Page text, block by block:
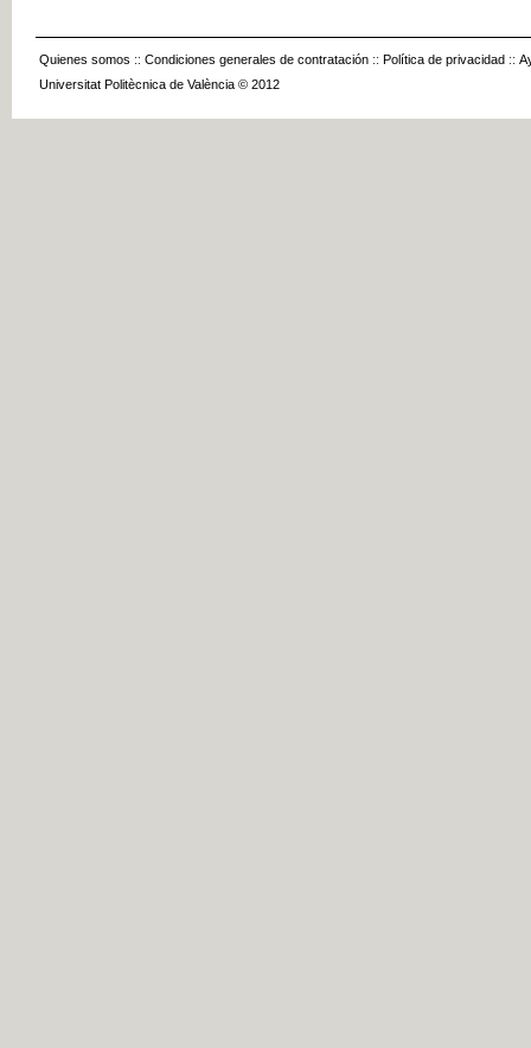
Quienes somos :: Condiciones generales de contratación :: Política de privacidad ::
Universitat Politècnica de València © 2012